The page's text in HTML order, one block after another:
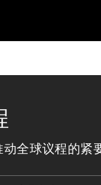
全球议程的紧